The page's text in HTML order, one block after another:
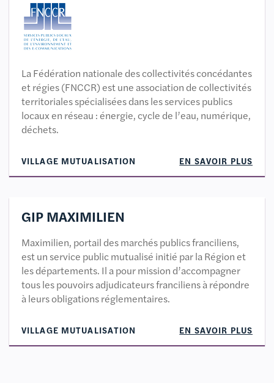
La Fédération nationale des collectivités concédantes
et régies (FNCCR) est une association de collectivités
territoriales spécialisées dans les services publics
locaux en réseau : énergie, cycle de l’eau, numérique,
déchets.
VILLAGE MUTUALISATION EN SAVOIR PLUS
GIP MAXIMILIEN
Maximilien, portail des marchés publics franciliens,
est un service public mutualisé initié par la Région et
les départements. Il a pour mission d’accompagner
tous les pouvoirs adjudicateurs franciliens à répondre
à leurs obligations réglementaires.
VILLAGE MUTUALISATION EN SAVOIR PLUS